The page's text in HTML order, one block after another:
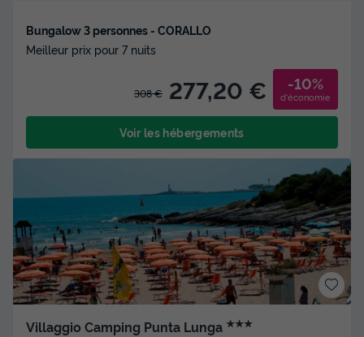
Bungalow 3 personnes - CORALLO
Meilleur prix pour 7 nuits
308 € 277,20 € -10%
d'économie
Voir les hébergements
Villaggio Camping Punta Lunga ★★★